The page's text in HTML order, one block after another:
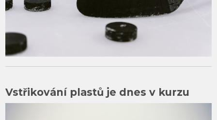
Vstřikování plastů je dnes v kurzu